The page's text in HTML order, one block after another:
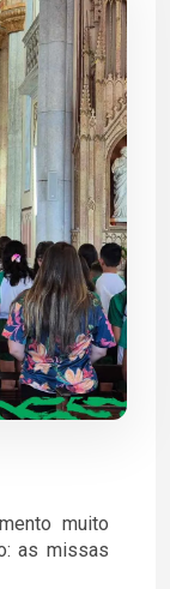
muito
as missas